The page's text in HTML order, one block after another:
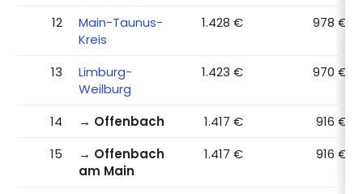
12
Main-Taunus-
Kreis
1.428 € 978 €
13
Limburg-
Weilburg
1.423 € 970 €
14 → Offenbach 1.417 €
916 €
15
→ Offenbach
am Main
1.417 € 916 €